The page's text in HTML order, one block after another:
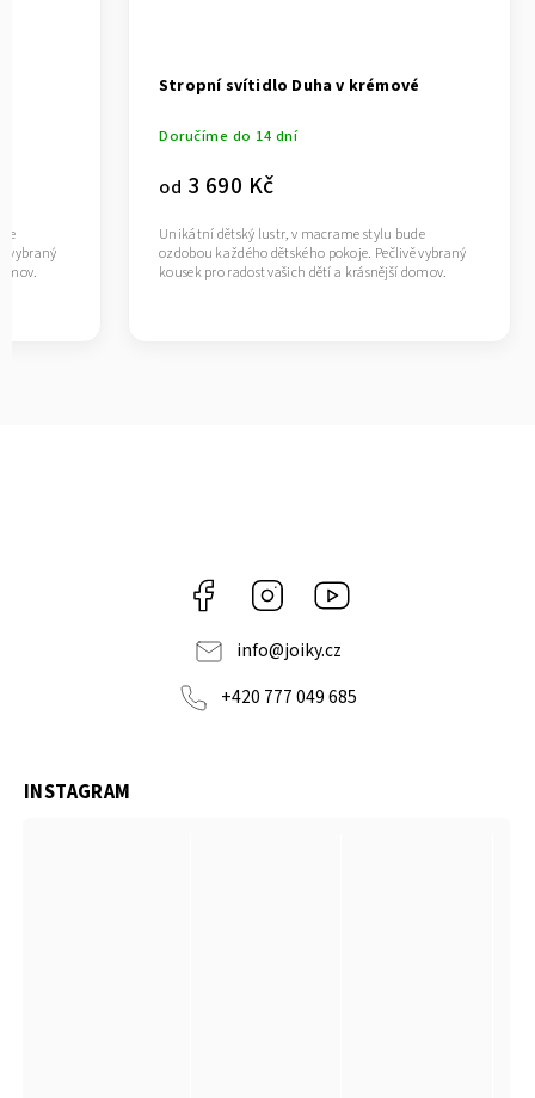
vybraný
Stropní svítidlo Duha v krémové
Doručíme do 14 dní
od 3 690 Kč
Unikátní dětský lustr, v macrame stylu bude
ozdobou každého dětského pokoje. Pečlivě vybraný
kousek pro radost vašich dětí a krásnější domov.
Facebook Instagram
info@joiky.cz
+420 777 049 685
INSTAGRAM